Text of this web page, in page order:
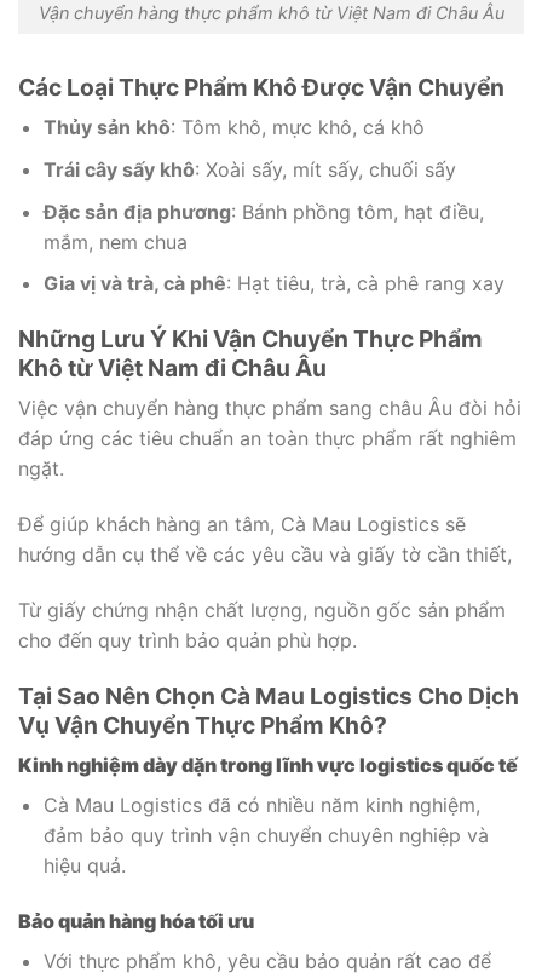
Vận chuyển hàng thực phẩm khô từ Việt Nam đi Châu Âu
Các Loại Thực Phẩm Khô Được Vận Chuyển
Thủy sản khô: Tôm khô, mực khô, cá khô
Trái cây sấy khô: Xoài sấy, mít sấy, chuối sấy
Đặc sản địa phương: Bánh phồng tôm, hạt điều,
mắm, nem chua
Gia vị và trà, cà phê: Hạt tiêu, trà, cà phê rang xay
Những Lưu Ý Khi Vận Chuyển Thực Phẩm
Khô từ Việt Nam đi Châu Âu
Việc vận chuyển hàng thực phẩm sang châu Âu đòi hỏi
đáp ứng các tiêu chuẩn an toàn thực phẩm rất nghiêm
ngặt.
Để giúp khách hàng an tâm, Cà Mau Logistics sẽ
hướng dẫn cụ thể về các yêu cầu và giấy tờ cần thiết,
Từ giấy chứng nhận chất lượng, nguồn gốc sản phẩm
cho đến quy trình bảo quản phù hợp.
Tại Sao Nên Chọn Cà Mau Logistics Cho Dịch
Vụ Vận Chuyển Thực Phẩm Khô?
Kinh nghiệm dày dặn trong lĩnh vực logistics quốc tế
Cà Mau Logistics đã có nhiều năm kinh nghiệm,
đảm bảo quy trình vận chuyển chuyên nghiệp và
hiệu quả.
Bảo quản hàng hóa tối ưu
Với thực phẩm khô, yêu cầu bảo quản rất cao để